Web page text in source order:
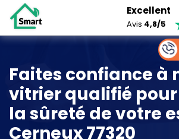
Excellent
Avis 4,8/5
Faites confiance à
vitrier qualifié
la sûreté de votre
Cerneux 77320